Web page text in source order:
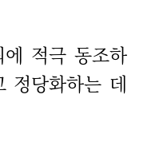
적극 동조하
정당화하는 데